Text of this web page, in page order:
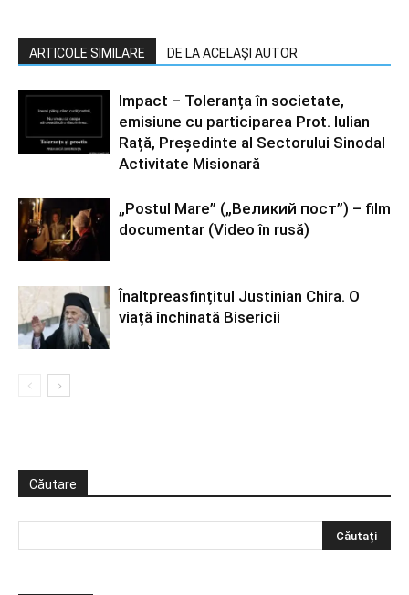
ARTICOLE SIMILARE DE LA ACELAȘI AUTOR
Impact – Toleranța în societate,
emisiune cu participarea Prot. Iulian
Rață, Președinte al Sectorului Sinodal
Activitate Misionară
„Postul Mare” („Великий пост”) – film
documentar (Video în rusă)
Înaltpreasfințitul Justinian Chira. O
viață închinată Bisericii
Căutare